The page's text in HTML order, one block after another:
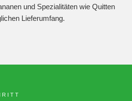
und Spezialitäten wie Quitten
Lieferumfang.